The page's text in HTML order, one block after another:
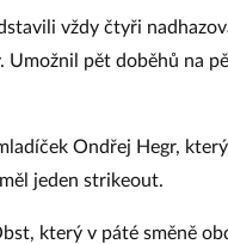
vždy čtyři
Umožnil pět doběhů na
Ondřej Hegr,
jeden strikeout.
který v páté směně